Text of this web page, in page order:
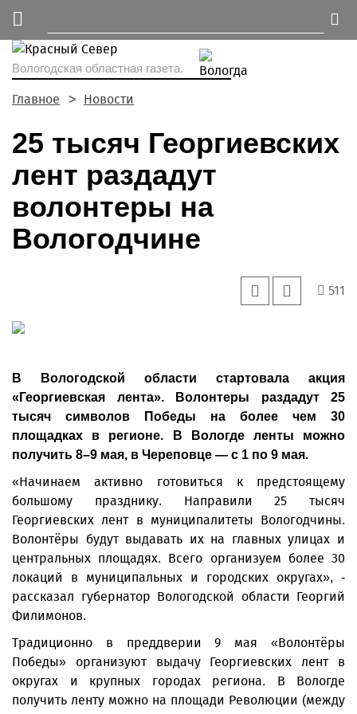
Вологодская областная газета.
Главное Новости
25 тысяч Георгиевских
лент раздадут
волонтеры на
Вологодчине
511
В Вологодской области стартовала акция
«Георгиевская лента». Волонтеры раздадут 25
тысяч символов Победы на более чем 30
площадках в регионе. В Вологде ленты можно
получить 8–9 мая, в Череповце — с 1 по 9 мая.
«Начинаем активно готовиться к предстоящему
большому празднику. Направили 25 тысяч
Георгиевских лент в муниципалитеты Вологодчины.
Волонтёры будут выдавать их на главных улицах и
центральных площадях. Всего организуем более 30
локаций в муниципальных и городских округах», -
рассказал губернатор Вологодской области Георгий
Филимонов.
Традиционно в преддверии 9 мая «Волонтёры
Победы» организуют выдачу Георгиевских лент в
округах и крупных городах региона. В Вологде
получить ленту можно на площади Революции (между